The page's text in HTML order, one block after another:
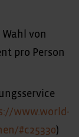
von
pro Person
www.world-
#c25330)